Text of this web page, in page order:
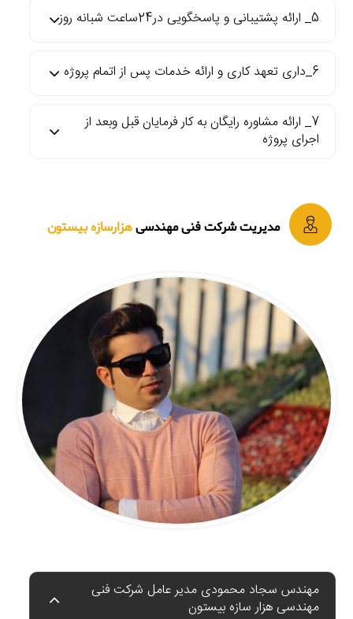
5_ ارائه پشتیبانی و پاسخگویی در24ساعت شبانه روز
6_داری تعهد کاری و ارائه خدمات پس از اتمام پروژه
7_ ارائه مشاوره رایگان به کار فرمایان قبل وبعد از
اجرای پروژه
مدیریت شرکت فنی مهندسیهزارسازه بیستون
مهندس سجاد محمودی مدیر عامل شرکت فنی
مهندسی هزار سازه بیستون